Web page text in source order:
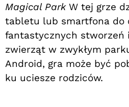
Magical ParkW tej grze
tabletu lub smartfona do
fantastycznych stworzeń
zwierząt w zwykłym
Android, gra może być
ku uciesze rodziców.